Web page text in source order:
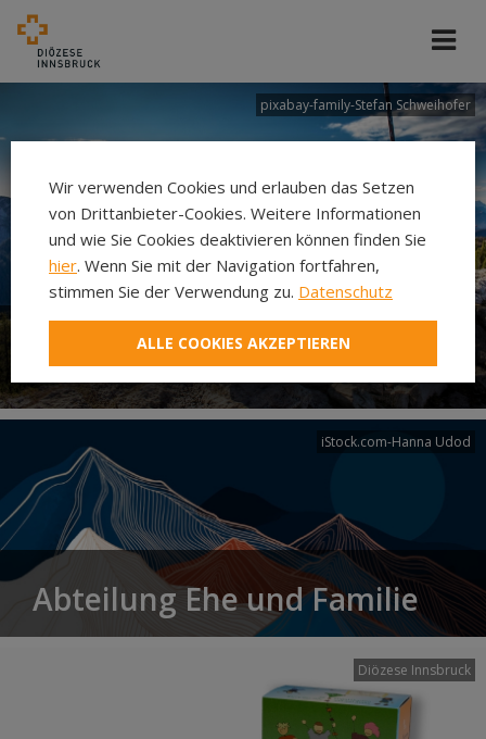
pixabay-family-Stefan Schweihofer
Familien
iStock.com-Hanna Udod
Abteilung Ehe und Familie
Diözese Innsbruck
Wir verwenden Cookies und erlauben das Setzen
von Drittanbieter-Cookies. Weitere Informationen
und wie Sie Cookies deaktivieren können finden Sie
hier. Wenn Sie mit der Navigation fortfahren,
stimmen Sie der Verwendung zu. Datenschutz
ALLE COOKIES AKZEPTIEREN